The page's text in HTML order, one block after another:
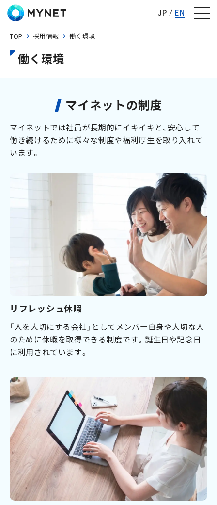
JP EN
TOP 採用情報 働く環境
働く環境
マイネットの制度
マイネットでは社員が長期的にイキイキと、安心して
働き続けるために様々な制度や福利厚生を取り入れて
います。
リフレッシュ休暇
「人を大切にする会社」としてメンバー自身や大切な人
のために休暇を取得できる制度です。誕生日や記念日
に利用されています。